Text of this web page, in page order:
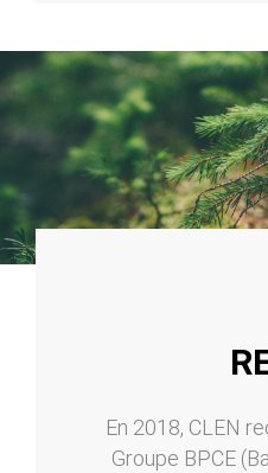
En 2018, CLEN
Groupe BPCE